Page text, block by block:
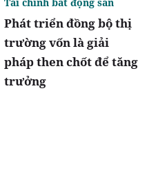
Phát triển đồng bộ thị
trường vốn là giải
pháp then chốt để tăng
trưởng
Tài chính bất động sản